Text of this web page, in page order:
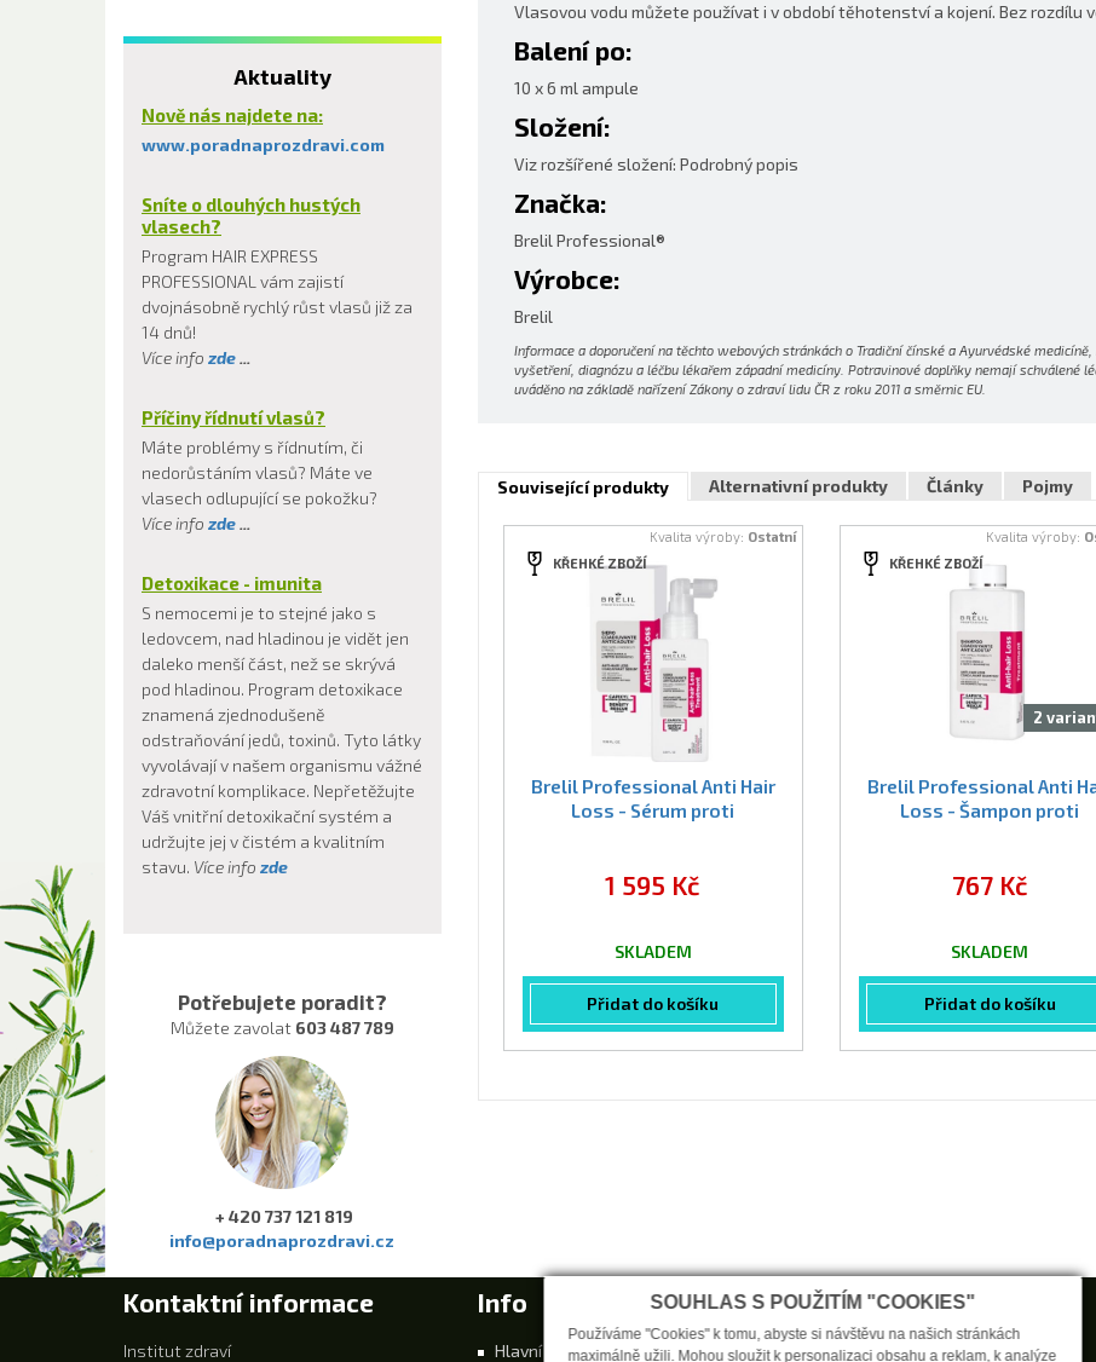
SOUHLAS S POUŽITÍM "COOKIES"
Používáme "Cookies" k tomu, abyste si návštěvu na našich stránkách
maximálně užili. Mohou sloužit k personalizaci obsahu a reklam, k analýze
Aktuality
Nově nás najdete na:
www.poradnaprozdravi.com
Sníte o dlouhých hustých
vlasech?
Program HAIR EXPRESS
PROFESSIONAL vám zajistí
dvojnásobně rychlý růst vlasů již za
14 dnů!
Více info zde...
Příčiny řídnutí vlasů?
Máte problémy s řídnutím, či
nedorůstáním vlasů? Máte ve
vlasech odlupující se pokožku?
Více info zde...
Detoxikace - imunita
S nemocemi je to stejné jako s
ledovcem, nad hladinou je vidět jen
daleko menší část, než se skrývá
pod hladinou. Program detoxikace
znamená zjednodušeně
odstraňování jedů, toxinů. Tyto látky
vyvolávají v našem organismu vážné
zdravotní komplikace. Nepřetěžujte
Váš vnitřní detoxikační systém a
udržujte jej v čistém a kvalitním
stavu. Více info zde
Potřebujete poradit?
Můžete zavolat603 487 789
+ 420 737 121 819
info@poradnaprozdravi.cz
Vlasovou vodu můžete používat i v období těhotenství a kojení. Bez rozdílu
Balení po:
10 x 6 ml ampule
Složení:
Viz rozšířené složení: Podrobný popis
Značka:
Brelil Professional®
Výrobce:
Brelil
Informace a doporučení na těchto webových stránkách o Tradiční čínské a Ayurvédské
vyšetření, diagnózu a léčbu lékařem západní medicíny. Potravinové doplňky nemají schválené
uváděno na základě nařízení Zákony o zdraví lidu ČR z roku 2011 a směrnic EU.
Související produkty Alternativní produkty Články Pojmy
Kvalita výroby: Ostatní
KŘEHKÉ ZBOŽÍ
Brelil Professional Anti Hair
Loss - Sérum proti
1 595 Kč
SKLADEM
Přidat do košíku
Kvalita výroby:
KŘEHKÉ ZBOŽÍ
2
Brelil Professional Anti
Loss - Šampon proti
767 Kč
SKLADEM
Přidat do košíku
Kontaktní informace
Institut zdraví
Info
Hlavní stránka
O nákupu
Vstoupit do e-shopu